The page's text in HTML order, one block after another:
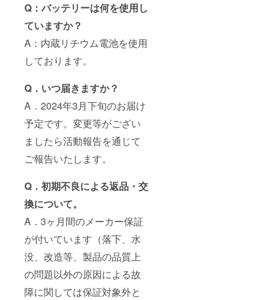
Q：バッテリーは何を使用し
ていますか？
A：内蔵リチウム電池を使用
しております。
Q．いつ届きますか？
A．2024年3月下旬のお届け
予定です。変更等がござい
ましたら活動報告を通じて
ご報告いたします。
Q．初期不良による返品・交
換について。
A．3ヶ月間のメーカー保証
が付いています（落下、水
没、改造等、製品の品質上
の問題以外の原因による故
障に関しては保証対象外と